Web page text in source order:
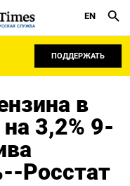
СЛУЖБА
EN
ПОДДЕРЖАТЬ
в
3,2% 9-
Росстат